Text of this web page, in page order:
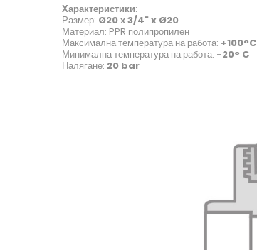
Характеристики:
Размер: Ø20 х 3/4" x Ø20
Материал: PPR полипропилен
Максимална температура на работа: +100°C
Минимална температура на работа: -20° C
Налягане: 20 bar